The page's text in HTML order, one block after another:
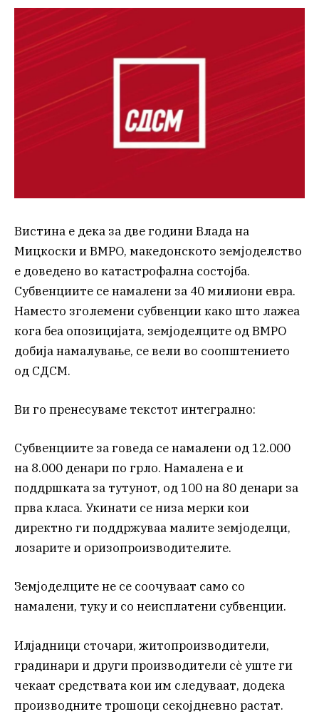
Вистина е дека за две години Влада на
Мицкоски и ВМРО, македонското земјоделство
е доведено во катастрофална состојба.
Субвенциите се намалени за 40 милиони евра.
Наместо зголемени субвенции како што лажеа
кога беа опозицијата, земјоделците од ВМРО
добија намалување, се вели во соопштението
од СДСМ.
Ви го пренесуваме текстот интегрално:
Субвенциите за говеда се намалени од 12.000
на 8.000 денари по грло. Намалена е и
поддршката за тутунот, од 100 на 80 денари за
прва класа. Укинати се низа мерки кои
директно ги поддржуваа малите земјоделци,
лозарите и оризопроизводителите.
Земјоделците не се соочуваат само со
намалени, туку и со неисплатени субвенции.
Илјадници сточари, житопроизводители,
градинари и други производители сè уште ги
чекаат средствата кои им следуваат, додека
производните трошоци секојдневно растат.